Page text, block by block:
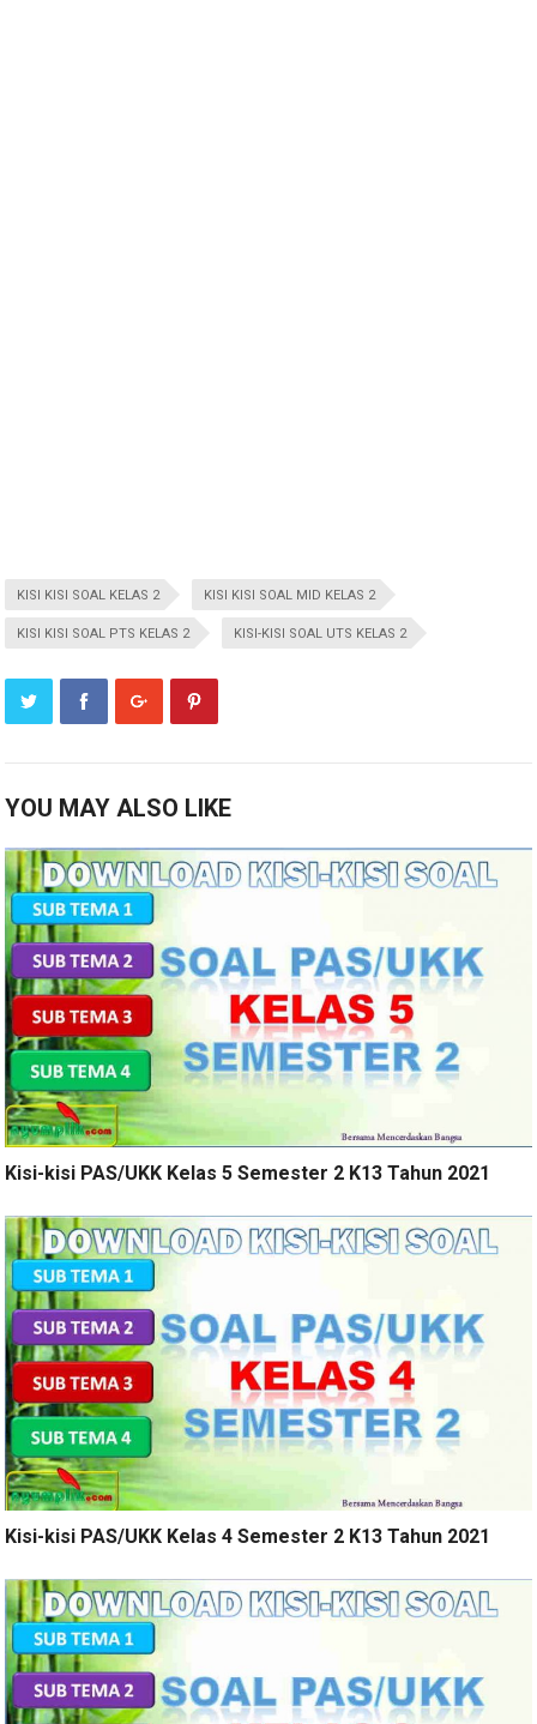
KISI KISI SOAL KELAS 2 KISI KISI SOAL MID KELAS 2
KISI KISI SOAL PTS KELAS 2 KISI-KISI SOAL UTS KELAS 2
YOU MAY ALSO LIKE
Kisi-kisi PAS/UKK Kelas 5 Semester 2 K13 Tahun 2021
Kisi-kisi PAS/UKK Kelas 4 Semester 2 K13 Tahun 2021